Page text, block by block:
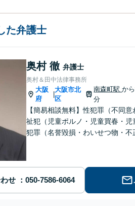
た弁護士
奥村 徹 弁護士
奥村＆田中法律事務所
大阪
府
|
大阪市北
区
南森町駅か
分
【簡易相談無料】性犯罪（不同
祉犯（児童ポルノ・児童買春・
犯罪（名誉毀損・わいせつ物・不
せ